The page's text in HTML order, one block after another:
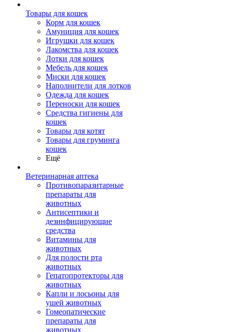
Товары для кошек
Корм для кошек
Амуниция для кошек
Игрушки для кошек
Лакомства для кошек
Лотки для кошек
Мебель для кошек
Миски для кошек
Наполнители для лотков
Одежда для кошек
Переноски для кошек
Средства гигиены для
кошек
Товары для котят
Товары для груминга
кошек
Ещё
Ветеринарная аптека
Противопаразитарные
препараты для
животных
Антисептики и
дезинфицирующие
средства
Витамины для
животных
Для полости рта
животных
Гепатопротекторы для
животных
Капли и лосьоны для
ушей животных
Гомеопатические
препараты для
животных